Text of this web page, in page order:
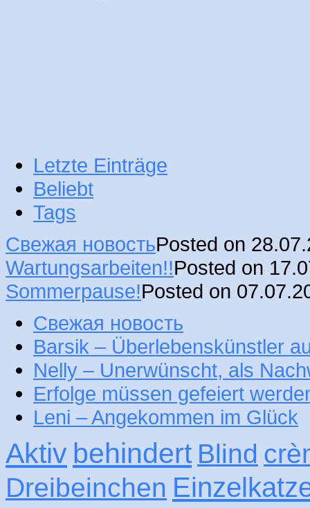
Letzte Einträge
Beliebt
Tags
Свежая новостьPosted on
Wartungsarbeiten!!Posted on
Sommerpause!Posted on
Свежая новость
Barsik – Überlebenskünstler
Nelly – Unerwünscht, als
Erfolge müssen gefeiert
Leni – Angekommen im Glück
Aktiv behindert Blind
Dreibeinchen